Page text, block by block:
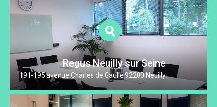
Regus Neuilly sur Seine
191-195 avenue Charles de Gaulle 92200 Neuilly